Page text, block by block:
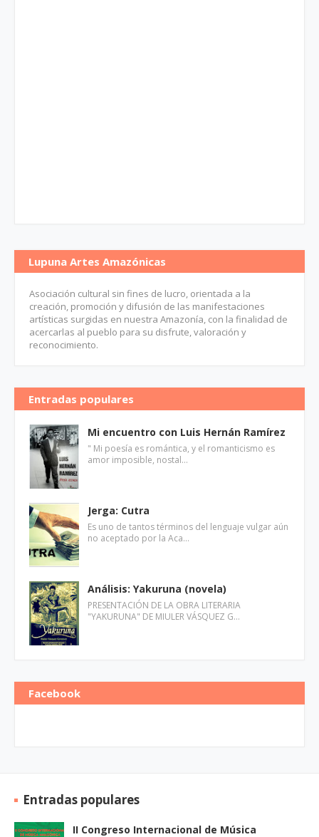
Lupuna Artes Amazónicas
Asociación cultural sin fines de lucro, orientada a la
creación, promoción y difusión de las manifestaciones
artísticas surgidas en nuestra Amazonía, con la finalidad de
acercarlas al pueblo para su disfrute, valoración y
reconocimiento.
Entradas populares
Mi encuentro con Luis Hernán Ramírez
" Mi poesía es romántica, y el romanticismo es
amor imposible, nostal…
Jerga: Cutra
Es uno de tantos términos del lenguaje vulgar aún
no aceptado por la Aca…
Análisis: Yakuruna (novela)
PRESENTACIÓN DE LA OBRA LITERARIA
"YAKURUNA" DE MIULER VÁSQUEZ G…
Facebook
Entradas populares
II Congreso Internacional de Música